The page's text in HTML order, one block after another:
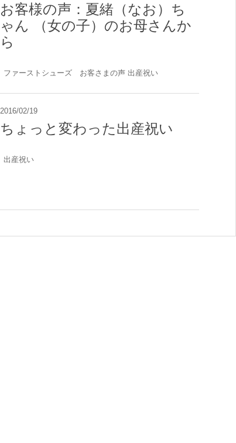
お客様の声：夏緒（なお）ち
ゃん （女の子）のお母さんか
ら
ファーストシューズ お客さまの声 出産祝い
2016/02/19
ちょっと変わった出産祝い
出産祝い